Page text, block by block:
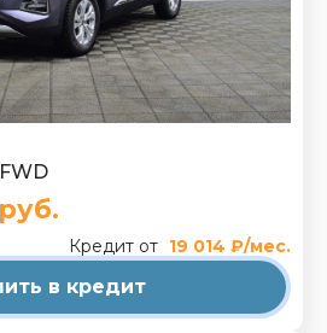
FWD
Кредит от 19 014 ₽/мес.
в кредит